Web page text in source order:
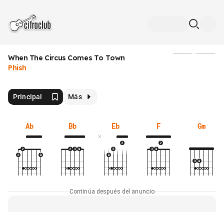
When The Circus Comes To Town
Phish
Principal Más
Ab Bb Eb
3
F Gm
Continúa después del anuncio